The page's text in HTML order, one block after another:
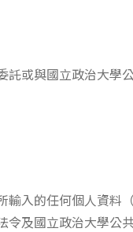
或與國立政治大學
入的任何個人資料
及國立政治大學公